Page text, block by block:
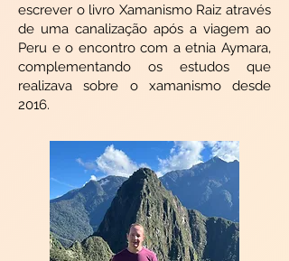
escrever o livro Xamanismo Raiz através
de uma canalização após a viagem ao
Peru e o encontro com a etnia Aymara,
complementando os estudos que
realizava sobre o xamanismo desde
2016.